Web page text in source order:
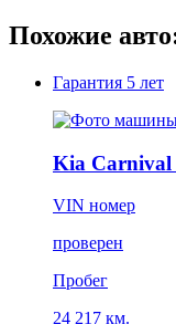
Похожие
Гарантия 5 лет
Kia Carnival
VIN номер
проверен
Пробег
24 217 км.